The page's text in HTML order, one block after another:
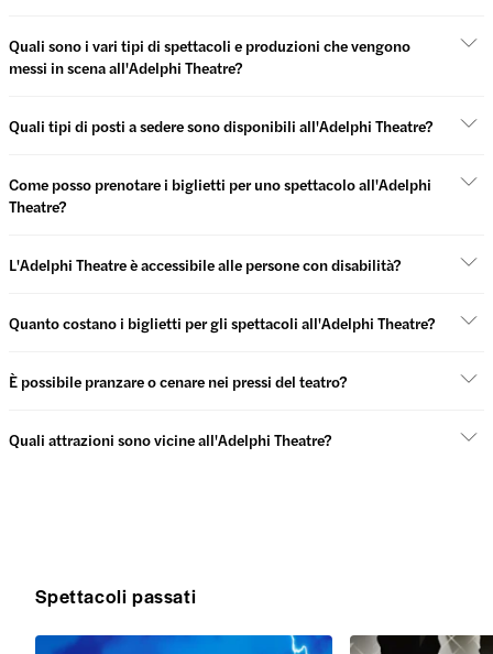
Quali sono i vari tipi di spettacoli e produzioni che vengono
messi in scena all'Adelphi Theatre?
Quali tipi di posti a sedere sono disponibili all'Adelphi Theatre?
Come posso prenotare i biglietti per uno spettacolo all'Adelphi
Theatre?
L'Adelphi Theatre è accessibile alle persone con disabilità?
Quanto costano i biglietti per gli spettacoli all'Adelphi Theatre?
È possibile pranzare o cenare nei pressi del teatro?
Quali attrazioni sono vicine all'Adelphi Theatre?
Spettacoli passati